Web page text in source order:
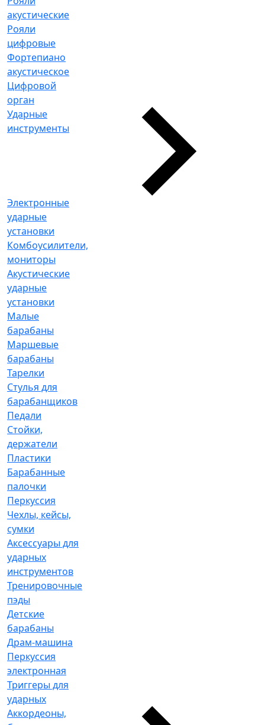
акустические
Рояли
цифровые
Фортепиано
акустическое
Цифровой
орган
Ударные
инструменты
Электронные
ударные
установки
Комбоусилители,
мониторы
Акустические
ударные
установки
Малые
барабаны
Маршевые
барабаны
Тарелки
Стулья для
барабанщиков
Педали
Стойки,
держатели
Пластики
Барабанные
палочки
Перкуссия
Чехлы, кейсы,
сумки
Аксессуары для
ударных
инструментов
Тренировочные
пэды
Детские
барабаны
Драм-машина
Перкуссия
электронная
Триггеры для
ударных
Аккордеоны,